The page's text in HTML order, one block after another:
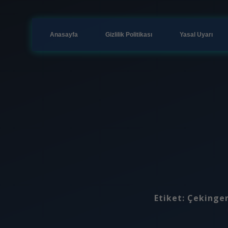
Anasayfa Gizlilik Politikası Yasal Uyarı
Etiket: